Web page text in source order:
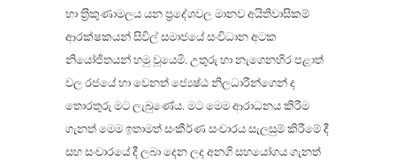
හා ත‍්‍රිකුණාමලය යන ප‍්‍රදේශවල මානව අයිතිවාසිකම්
ආරක්ෂකයන් සිවිල් සමාජයේ සංවිධාන අටක
නියෝජිතයන් හමු වූයෙමි. උතුරු හා නැගෙනහිර පළාත්
වල රජයේ හා වෙනත් ජ්‍යෙෂ්ඨ නිලධාරීන්ගෙන් ද
තොරතුරු මට ලැබුණේය. මට මෙම ආරාධනය කිරීම
ගැනත් මෙම ඉතාමත් සංකීර්ණ සංචාරය සැලසුම් කිරීමේ දී
සහ සංචාරයේ දී ලබා දෙන ලද අනගි සහයෝගය ගැනත්